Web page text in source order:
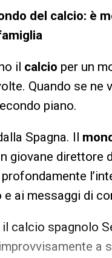
del calcio: è
il calcio per un
Quando se
piano.
Spagna. Il
giovane direttore
ai messaggi di
calcio spagnolo
a